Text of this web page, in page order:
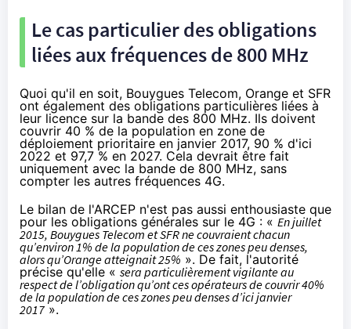
Le cas particulier des obligations
liées aux fréquences de 800 MHz
Quoi qu'il en soit, Bouygues Telecom, Orange et SFR
ont également des obligations particulières liées à
leur licence sur la bande des 800 MHz. Ils doivent
couvrir 40 % de la population en zone de
déploiement prioritaire en janvier 2017, 90 % d'ici
2022 et 97,7 % en 2027. Cela devrait être fait
uniquement avec la bande de 800 MHz, sans
compter les autres fréquences 4G.
Le bilan de l'ARCEP n'est pas aussi enthousiaste que
pour les obligations générales sur le 4G : « En juillet
2015, Bouygues TelecometSFRne couvraient chacun
qu’environ 1% de la population de ces zones peu denses,
alors qu’Orangeatteignait 25% ». De fait, l'autorité
précise qu'elle « sera particulièrement vigilante au
respect de l’obligation qu’ont ces opérateurs de couvrir 40%
de la population de ces zones peu denses d’ici janvier
2017».